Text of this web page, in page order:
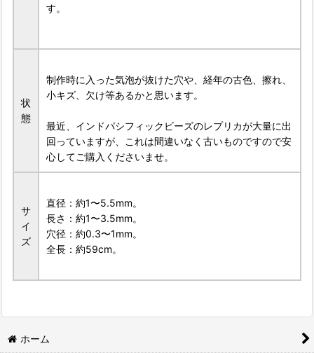
す。
状
態
制作時に入った気泡が抜けた穴や、経年の古色、擦れ、
小キズ、欠け等あるかと思います。
最近、インドパシフィックビーズのレプリカが大量に出
回っていますが、これは間違いなく古いものですので安
心してご購入くださいませ。
サ
イ
ズ
直径：約1〜5.5mm。
長さ：約1〜3.5mm。
穴径：約0.3〜1mm。
全長：約59cm。
ホーム